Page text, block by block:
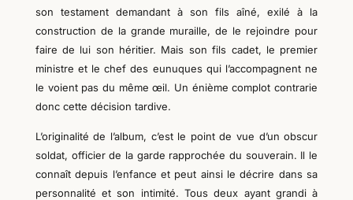
son testament demandant à son fils aîné, exilé à la
construction de la grande muraille, de le rejoindre pour
faire de lui son héritier. Mais son fils cadet, le premier
ministre et le chef des eunuques qui l’accompagnent ne
le voient pas du même œil. Un énième complot contrarie
donc cette décision tardive.
L’originalité de l’album, c’est le point de vue d’un obscur
soldat, officier de la garde rapprochée du souverain. Il le
connaît depuis l’enfance et peut ainsi le décrire dans sa
personnalité et son intimité. Tous deux ayant grandi à